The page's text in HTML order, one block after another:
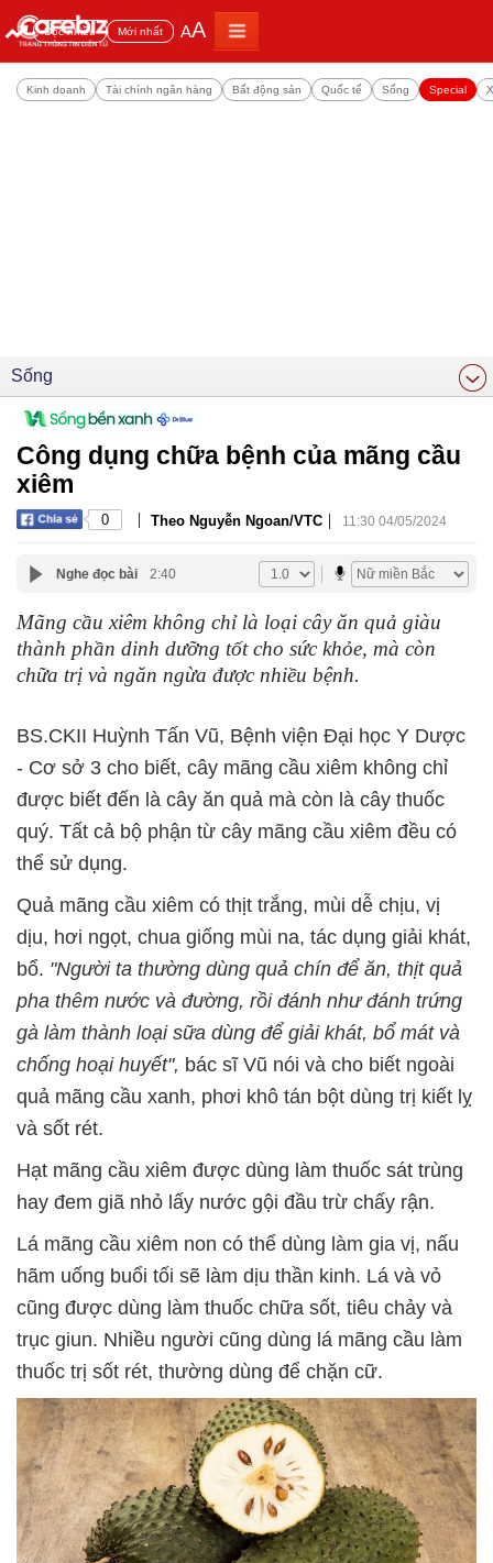
Đọc nhiều Mới nhất AA
Kinh doanh Tài chính ngân hàng Bất động sản Quốc tế Sống Special
Sống
Công dụng chữa bệnh của mãng cầu
xiêm
0 | Theo Nguyễn Ngoan/VTC | 11:30 04/05/2024
Nghe đọc bài 2:40
Mãng cầu xiêm không chỉ là loại cây ăn quả giàu
thành phần dinh dưỡng tốt cho sức khỏe, mà còn
chữa trị và ngăn ngừa được nhiều bệnh.
BS.CKII Huỳnh Tấn Vũ, Bệnh viện Đại học Y Dược
- Cơ sở 3 cho biết, cây mãng cầu xiêm không chỉ
được biết đến là cây ăn quả mà còn là cây thuốc
quý. Tất cả bộ phận từ cây mãng cầu xiêm đều có
thể sử dụng.
Quả mãng cầu xiêm có thịt trắng, mùi dễ chịu, vị
dịu, hơi ngọt, chua giống mùi na, tác dụng giải khát,
bổ. "Người ta thường dùng quả chín để ăn, thịt quả
pha thêm nước và đường, rồi đánh như đánh trứng
gà làm thành loại sữa dùng để giải khát, bổ mát và
chống hoại huyết", bác sĩ Vũ nói và cho biết ngoài
quả mãng cầu xanh, phơi khô tán bột dùng trị kiết lỵ
và sốt rét.
Hạt mãng cầu xiêm được dùng làm thuốc sát trùng
hay đem giã nhỏ lấy nước gội đầu trừ chấy rận.
Lá mãng cầu xiêm non có thể dùng làm gia vị, nấu
hãm uống buổi tối sẽ làm dịu thần kinh. Lá và vỏ
cũng được dùng làm thuốc chữa sốt, tiêu chảy và
trục giun. Nhiều người cũng dùng lá mãng cầu làm
thuốc trị sốt rét, thường dùng để chặn cữ.